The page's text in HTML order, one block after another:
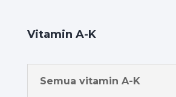
Vitamin A-K
Semua vitamin A-K